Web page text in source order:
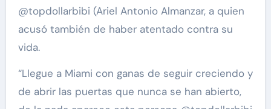
@topdollarbibi (Ariel Antonio Almanzar, a quien
acusó también de haber atentado contra su
vida.
“Llegue a Miami con ganas de seguir creciendo y
de abrir las puertas que nunca se han abierto,